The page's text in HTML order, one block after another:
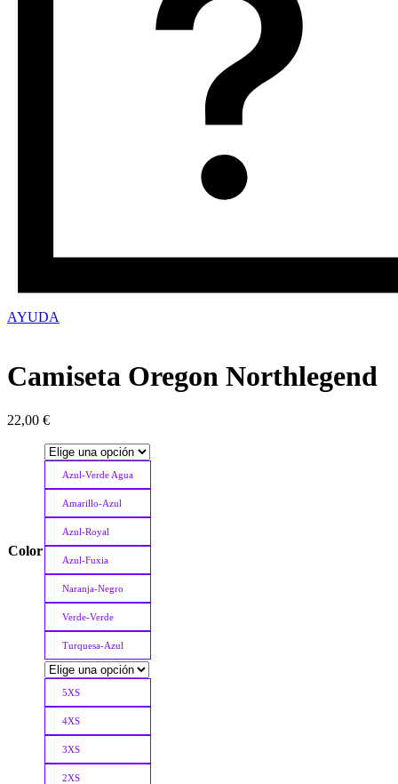
AYUDA
Camiseta Oregon Northlegend
22,00 €
Color
Azul-Verde Agua
Amarillo-Azul
Azul-Royal
Azul-Fuxia
Naranja-Negro
Verde-Verde
Turquesa-Azul
5XS
4XS
3XS
2XS